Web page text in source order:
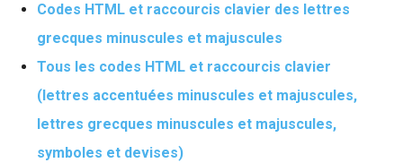
Codes HTML et raccourcis clavier des lettres
grecques minuscules et majuscules
Tous les codes HTML et raccourcis clavier
(lettres accentuées minuscules et majuscules,
lettres grecques minuscules et majuscules,
symboles et devises)